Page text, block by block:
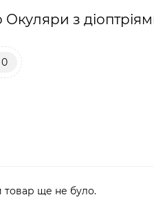
Окуляри з
0
товар ще не було.